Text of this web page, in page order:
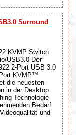
Surround
KVMP Switch
USB3.0 Der
2-Port USB 3.0
KVMP™
die neuesten
in der Desktop
Technologie
Bedarf
und